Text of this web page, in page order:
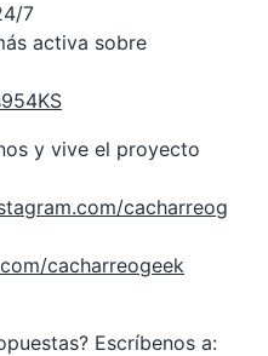
7
activa sobre
y vive el proyecto
cacharreog
cacharreogeek
Escríbenos a: